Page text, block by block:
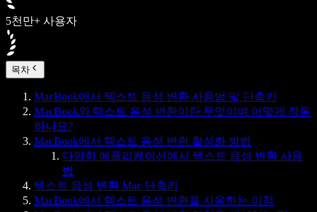
5천만+ 사용자
목차
MacBook에서 텍스트 음성 변환 사용법 및 단축키
MacBook의 텍스트 음성 변환이란 무엇이며 어떻게 작동
하나요?
MacBook에서 텍스트 음성 변환 활성화 방법
다양한 애플리케이션에서 텍스트 음성 변환 사용
법
텍스트 음성 변환 Mac 단축키
MacBook에서 텍스트 음성 변환을 사용하는 이점